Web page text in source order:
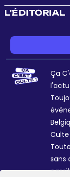
L'ÉDITORIAL
Ça
Culte
sans